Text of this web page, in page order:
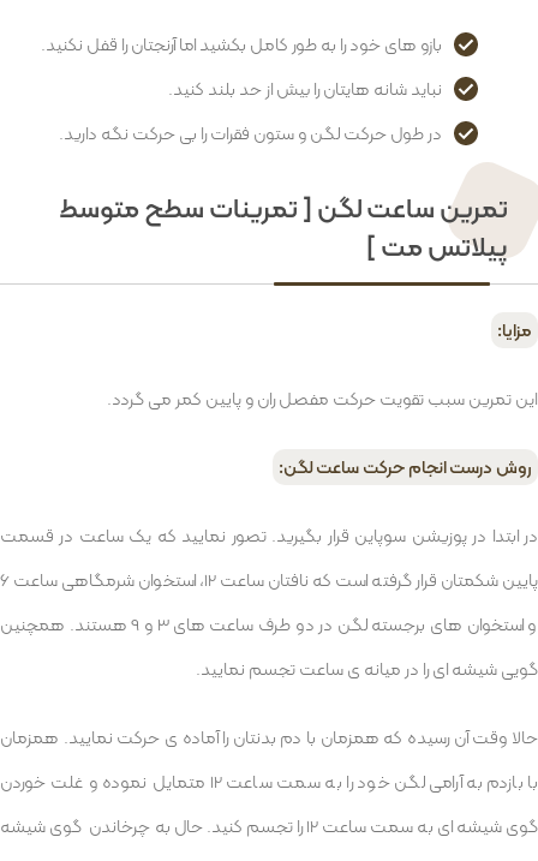
بازو های خود را به طور کامل بکشید اما آرنجتان را قفل نکنید.
نباید شانه هایتان را بیش از حد بلند کنید.
در طول حرکت لگن و ستون فقرات را بی حرکت نگه دارید.
تمرین ساعت لگن [ تمرینات سطح متوسط
پیلاتس مت ]
مزایا:
این تمرین سبب تقویت حرکت مفصل ران و پایین کمر می گردد.
روش درست انجام حرکت ساعت لگن:
در ابتدا در پوزیشن سوپاین قرار بگیرید. تصور نمایید که یک ساعت در قسمت
پایین شکمتان قرار گرفته است که نافتان ساعت 12، استخوان شرمگاهی ساعت 6
و استخوان های برجسته لگن در دو طرف ساعت های 3 و 9 هستند. همچنین
گویی شیشه ای را در میانه ی ساعت تجسم نمایید.
حالا وقت آن رسیده که همزمان با دم بدنتان را آماده ی حرکت نمایید. همزمان
با بازدم به آرامی لگن خود را به سمت ساعت 12 متمایل نموده و غلت خوردن
گوی شیشه ای به سمت ساعت 12 را تجسم کنید. حال به چرخاندن گوی شیشه